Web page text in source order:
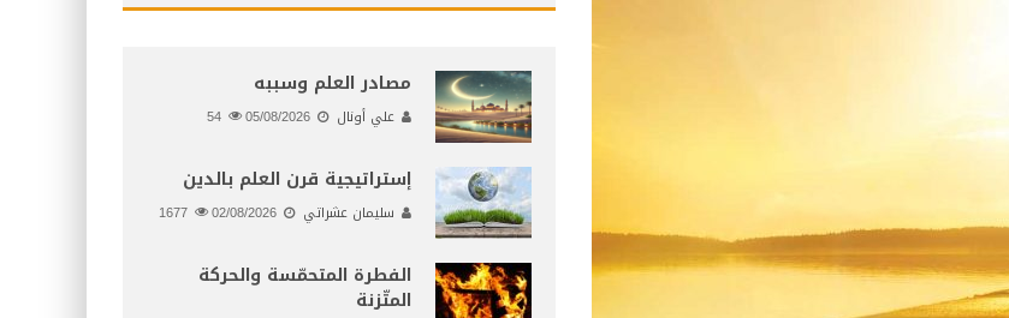
مصادر العلم وسببه
علي أونال 05/08/2026
إستراتيجية قرن العلم بالدين
سليمان عشراتي 02/08/2026
الفطرة المتحمّسة والحركة
المتّزنة